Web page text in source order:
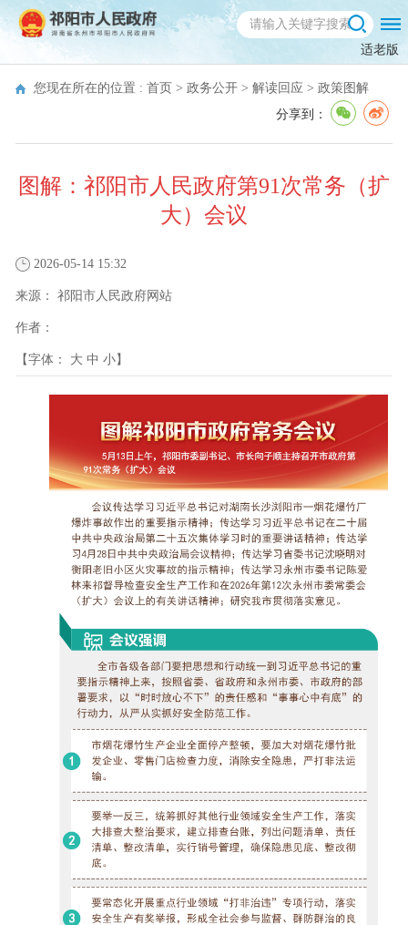
适老版
您现在所在的位置 : 首页 > 政务公开 > 解读回应 > 政策图解
分享到：
图解：祁阳市人民政府第91次常务（扩
大）会议
2026-05-14 15:32
来源： 祁阳市人民政府网站
作者：
【字体： 大 中 小】